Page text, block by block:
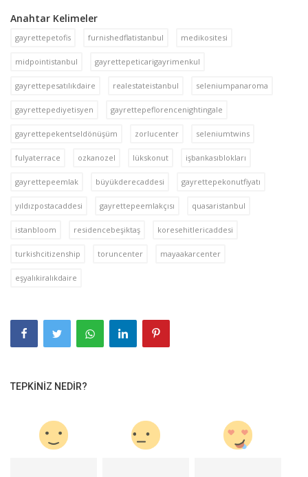
Anahtar Kelimeler
gayrettepetofis furnishedflatistanbul medikositesi
midpointistanbul gayrettepeticarigayrimenkul
gayrettepesatılıkdaire realestateistanbul seleniumpanaroma
gayrettepediyetisyen gayrettepeflorencenightingale
gayrettepekentseldönüşüm zorlucenter seleniumtwins
fulyaterrace ozkanozel lükskonut işbankasıblokları
gayrettepeemlak büyükderecaddesi gayrettepekonutfiyatı
yıldızpostacaddesi gayrettepeemlakçısı quasaristanbul
istanbloom residencebeşiktaş koresehitlericaddesi
turkishcitizenship toruncenter mayaakarcenter
eşyalıkiralıkdaire
TEPKINIZ NEDIR?